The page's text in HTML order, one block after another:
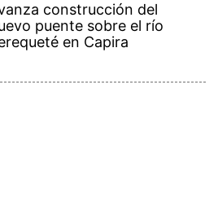
construcción del
puente sobre el río
en Capira